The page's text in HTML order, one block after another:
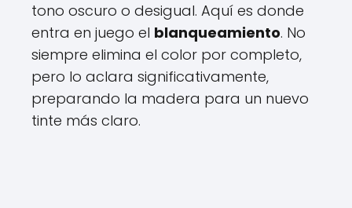
tono oscuro o desigual. Aquí es donde
entra en juego el blanqueamiento. No
siempre elimina el color por completo,
pero lo aclara significativamente,
preparando la madera para un nuevo
tinte más claro.